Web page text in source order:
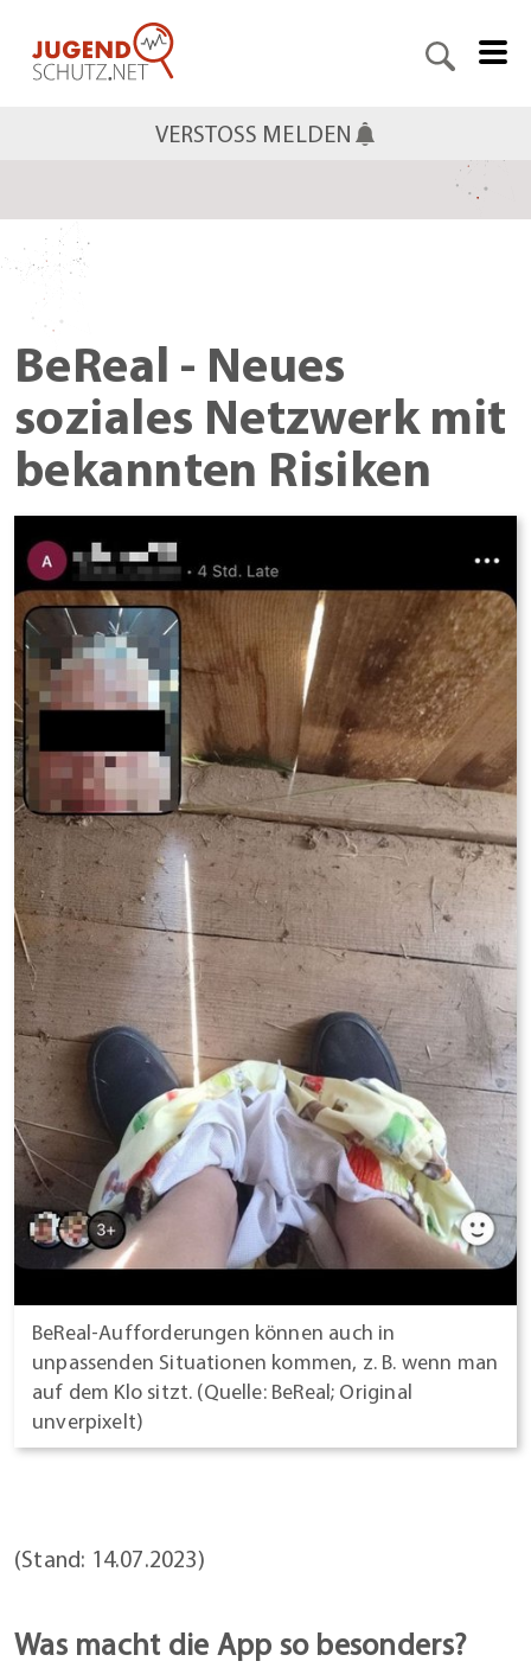
VERSTOSS MELDEN
BeReal - Neues
soziales Netzwerk mit
bekannten Risiken
BeReal-Aufforderungen können auch in
unpassenden Situationen kommen, z. B. wenn man
auf dem Klo sitzt. (Quelle: BeReal; Original
unverpixelt)
(Stand: 14.07.2023)
Was macht die App so besonders?